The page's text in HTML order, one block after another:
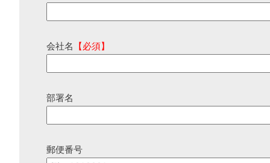
会社名 【必須】
部署名
郵便番号